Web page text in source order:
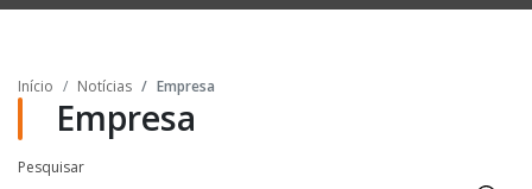
Início Notícias Empresa
Empresa
Pesquisar